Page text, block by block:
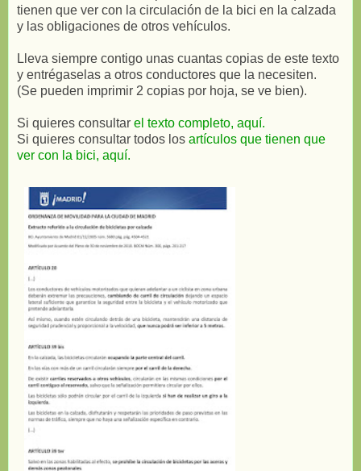
tienen que ver con la circulación de la bici en la calzada
y las obligaciones de otros vehículos.
Lleva siempre contigo unas cuantas copias de este texto
y entrégaselas a otros conductores que la necesiten.
(Se pueden imprimir 2 copias por hoja, se ve bien).
Si quieres consultar el texto completo, aquí.
Si quieres consultar todos los artículos que tienen que
ver con la bici, aquí.